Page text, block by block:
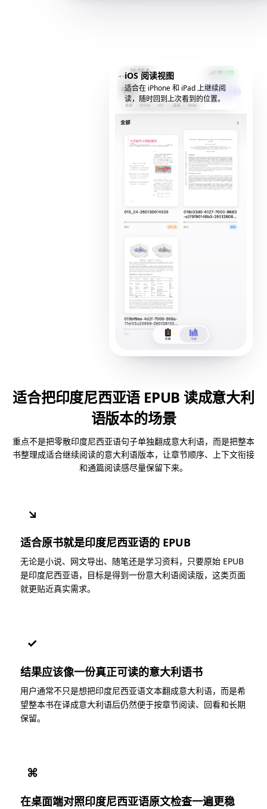
iOS 阅读视图
适合在 iPhone 和 iPad 上继续阅
读，随时回到上次看到的位置。
适合把印度尼西亚语 EPUB 读成意大利
语版本的场景
重点不是把零散印度尼西亚语句子单独翻成意大利语，而是把整本
书整理成适合继续阅读的意大利语版本，让章节顺序、上下文衔接
和通篇阅读感尽量保留下来。
↘
适合原书就是印度尼西亚语的 EPUB
无论是小说、网文导出、随笔还是学习资料，只要原始 EPUB
是印度尼西亚语，目标是得到一份意大利语阅读版，这类页面
就更贴近真实需求。
✓
结果应该像一份真正可读的意大利语书
用户通常不只是想把印度尼西亚语文本翻成意大利语，而是希
望整本书在译成意大利语后仍然便于按章节阅读、回看和长期
保留。
⌘
在桌面端对照印度尼西亚语原文检查一遍更稳